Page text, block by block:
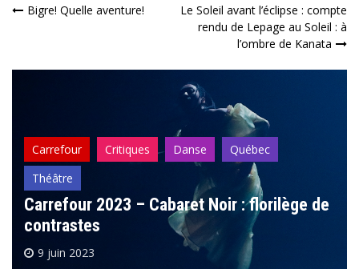
Navigation
l’article
Bigre! Quelle aventure!
Le Soleil avant l’éclipse : compte
rendu de Lepage au Soleil : à
l’ombre de Kanata
Carrefour Critiques Danse
Québec
Théâtre
Carrefour 2023 – Cabaret Noir : florilège de
contrastes
9 juin 2023